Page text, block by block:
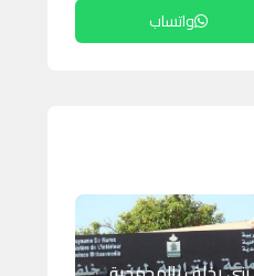
واتساب